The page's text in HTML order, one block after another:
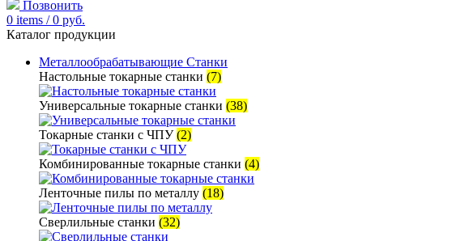
Позвонить
0 items / 0 руб.
Каталог продукции
Металлообрабатывающие Станки
Настольные токарные станки (7)
Универсальные токарные станки (38)
Токарные станки с ЧПУ(2)
Комбинированные токарные станки (4)
Ленточные пилы по металлу (18)
Сверлильные станки (32)